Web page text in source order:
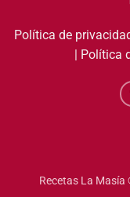
Política de
Política
Recetas La